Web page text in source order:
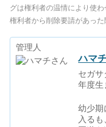
グは権利者の温情により使わ
権利者から削除要請があった
管理人
ハマ
セガ
年度生
幼少期
入る